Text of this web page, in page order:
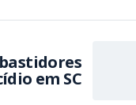
em SC